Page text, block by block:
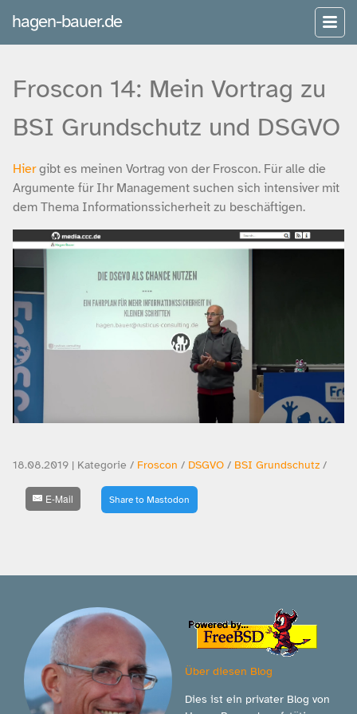
hagen-bauer.de
Froscon 14: Mein Vortrag zu
BSI Grundschutz und DSGVO
Hiergibt es meinen Vortrag von der Froscon. Für alle die
Argumente für Ihr Management suchen sich intensiver mit
dem Thema Informationssicherheit zu beschäftigen.
18.08.2019 | Kategorie / Froscon / DSGVO / BSI Grundschutz /
E-Mail Share to Mastodon
Über diesen Blog
Dies ist ein privater Blog von